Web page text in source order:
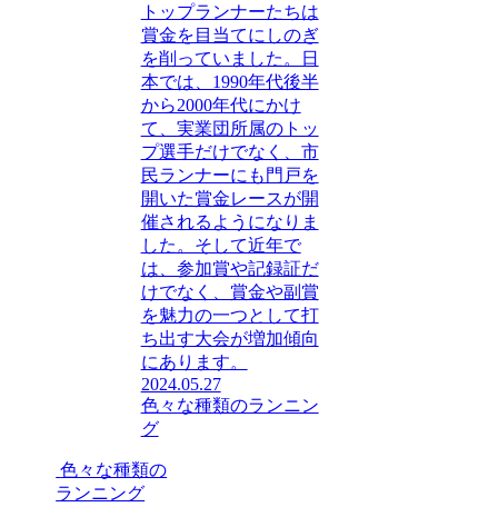
トップランナーたちは
賞金を目当てにしのぎ
を削っていました。日
本では、1990年代後半
から2000年代にかけ
て、実業団所属のトッ
プ選手だけでなく、市
民ランナーにも門戸を
開いた賞金レースが開
催されるようになりま
した。そして近年で
は、参加賞や記録証だ
けでなく、賞金や副賞
を魅力の一つとして打
ち出す大会が増加傾向
にあります。
2024.05.27
色々な種類のランニン
グ
色々な種類の
ランニング